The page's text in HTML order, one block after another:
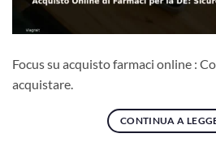
Focus su acquisto farmaci online :
acquistare.
CONTINUA A